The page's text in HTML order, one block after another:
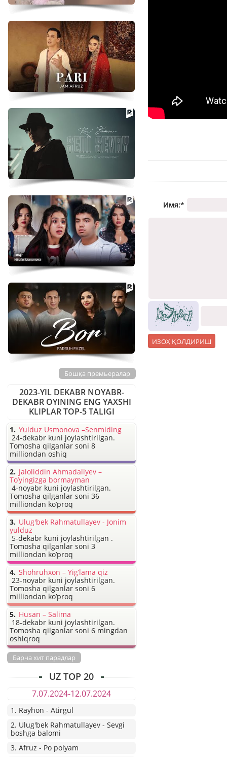
Имя:*
Бошқа премьералар
2023-YIL DEKABR NOYABR-
DEKABR OYINING ENG YAXSHI
KLIPLAR TOP-5 TALIGI
Yulduz Usmonova –Senmiding
24-dekabr kuni joylashtirilgan.
Tomosha qilganlar soni 8
milliondan oshiq
Jaloliddin Ahmadaliyev –
To’yingizga bormayman
4-noyabr kuni joylashtirilgan.
Tomosha qilganlar soni 36
milliondan ko’proq
Ulug'bek Rahmatullayev - Jonim
yulduz
5-dekabr kuni joylashtirilgan .
Tomosha qilganlar soni 3
milliondan ko’proq
Shohruhxon – Yig’lama qiz
23-noyabr kuni joylashtirilgan.
Tomosha qilganlar soni 6
milliondan ko’proq
Husan – Salima
18-dekabr kuni joylashtirilgan.
Tomosha qilganlar soni 6 mingdan
oshiqroq
Барча хит парадлар
UZ TOP 20
7.07.2024-12.07.2024
1. Rayhon - Atirgul
2. Ulug'bek Rahmatullayev - Sevgi
boshga balomi
3. Afruz - Po polyam